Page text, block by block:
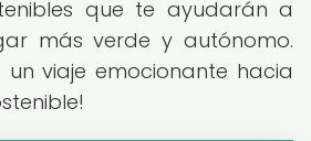
que te ayudarán a
más verde y autónomo.
un viaje emocionante hacia